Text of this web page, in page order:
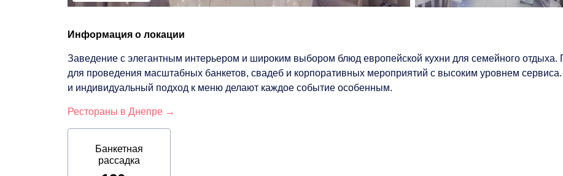
Информация о локации
Заведение с элегантным интерьером и широким выбором блюд европейской кухни для семейного отдыха.
для проведения масштабных банкетов, свадеб и корпоративных мероприятий с высоким уровнем
и индивидуальный подход к меню делают каждое событие особенным.
Рестораны в Днепре →
Банкетная
рассадка